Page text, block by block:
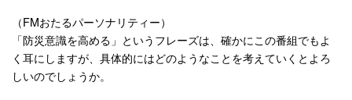
（FMおたるパーソナリティー）
「防災意識を高める」というフレーズは、確かにこの番組でもよ
く耳にしますが、具体的にはどのようなことを考えていくとよろ
しいのでしょうか。